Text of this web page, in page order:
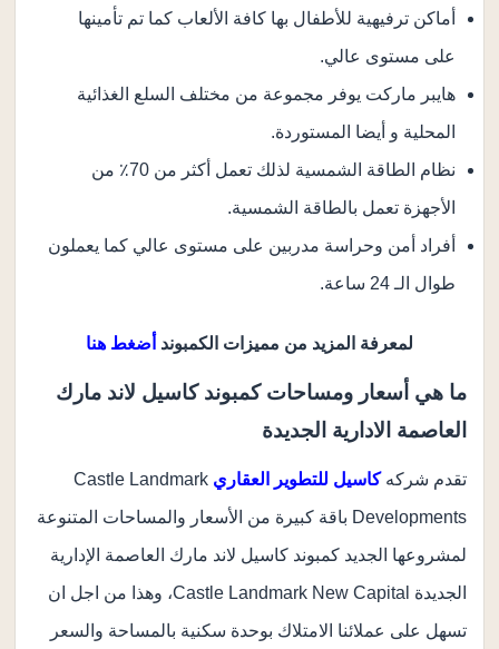
أماكن ترفيهية للأطفال بها كافة الألعاب كما تم تأمينها
على مستوى عالي.
هايبر ماركت يوفر مجموعة من مختلف السلع الغذائية
المحلية و أيضا المستوردة.
نظام الطاقة الشمسية لذلك تعمل أكثر من 70٪ من
الأجهزة تعمل بالطاقة الشمسية.
أفراد أمن وحراسة مدربين على مستوى عالي كما يعملون
طوال الـ 24 ساعة.
لمعرفة المزيد من مميزات الكمبوند أضغط هنا
ما هي أسعار ومساحات كمبوند كاسيل لاند مارك
العاصمة الادارية الجديدة
تقدم شركهكاسيل للتطوير العقاري Castle Landmark
Developments باقة كبيرة من الأسعار والمساحات المتنوعة
لمشروعها الجديد كمبوند كاسيل لاند مارك العاصمة الإدارية
الجديدة Castle Landmark New Capital، وهذا من اجل ان
تسهل على عملائنا الامتلاك بوحدة سكنية بالمساحة والسعر